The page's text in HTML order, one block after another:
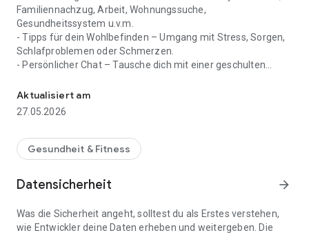
Familiennachzug, Arbeit, Wohnungssuche,
Gesundheitssystem u.v.m.
- Tipps für dein Wohlbefinden – Umgang mit Stress, Sorgen,
Schlafproblemen oder Schmerzen.
- Persönlicher Chat – Tausche dich mit einer geschulten
Situation versteht.
Ukrainisch, Türkisch und Farsi verfügbar. Die Inhalte werden
regelmässig aktualisiert und erweitert.
Du bist nicht allein! Lade die App jetzt herunter und finde
Aktualisiert am
27.05.2026
Gesundheit & Fitness
Datensicherheit arrow_forward
Was die Sicherheit angeht, solltest du als Erstes verstehen,
wie Entwickler deine Daten erheben und weitergeben. Die